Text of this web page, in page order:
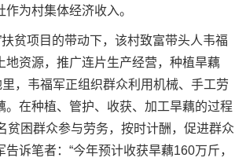
为村集体经济收入。
贫项目的带动下，该村致富带头人韦福
地资源，推广连片生产经营，种植旱藕
，韦福军正组织群众利用机械、手工劳
。在种植、管护、收获、加工旱藕的过程
贫困群众参与劳务，按时计酬，促进群众
诉笔者：“今年预计收获旱藕160万斤，